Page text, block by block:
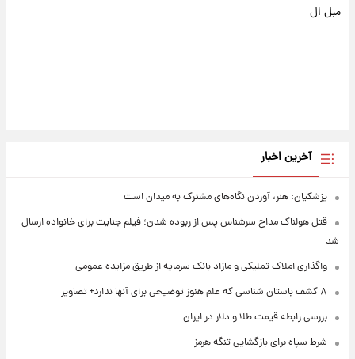
مبل ال
آخرین اخبار
پزشکیان: هنر، آوردن نگاه‌های مشترک به میدان است
قتل هولناک مداح سرشناس پس از ربوده شدن؛ فیلم جنایت برای خانواده ارسال
شد
واگذاری املاک تملیکی و مازاد بانک سرمایه از طریق مزایده عمومی
۸ کشف باستان شناسی که علم هنوز توضیحی برای آنها ندارد+ تصاویر
بررسی رابطه قیمت طلا و دلار در ایران
شرط سپاه برای بازگشایی تنگه هرمز